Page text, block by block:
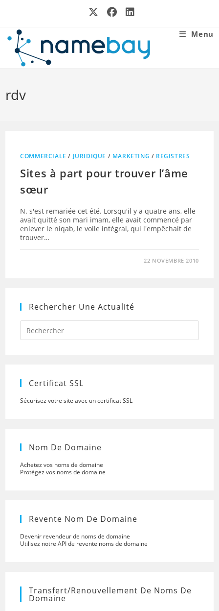
Menu
rdv
COMMERCIALE / JURIDIQUE / MARKETING / REGISTRES
Sites à part pour trouver l’âme
sœur
N. s'est remariée cet été. Lorsqu'il y a quatre ans, elle
avait quitté son mari imam, elle avait commencé par
enlever le niqab, le voile intégral, qui l'empêchait de
trouver…
22 NOVEMBRE 2010
Rechercher Une Actualité
Press
to
Certificat SSL
Sécurisez votre site avec un certificat SSL
Nom De Domaine
Achetez vos noms de domaine
Protégez vos noms de domaine
Revente Nom De Domaine
Devenir revendeur de noms de domaine
Utilisez notre API de revente noms de domaine
Transfert/renouvellement De Noms De
Domaine